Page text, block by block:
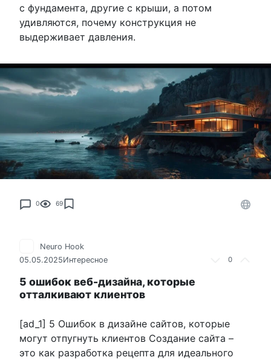
с фундамента, другие с крыши, а потом
удивляются, почему конструкция не
выдерживает давления.
0 69
0
Neuro Hook
05.05.2025Интересное
5 ошибок веб-дизайна, которые
отталкивают клиентов
[ad_1] 5 Ошибок в дизайне сайтов, которые
могут отпугнуть клиентов Создание сайта –
это как разработка рецепта для идеального